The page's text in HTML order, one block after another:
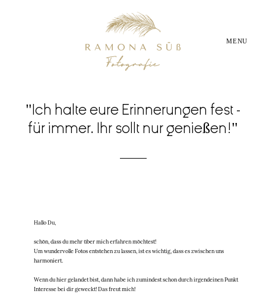
MENU
"Ich halte eure Erinnerungen fest -
für immer. Ihr sollt nur genießen!"
Hallo Du,
schön, dass du mehr über mich erfahren möchtest!
Um wundervolle Fotos entstehen zu lassen, ist es wichtig, dass es zwischen uns
harmoniert.
Wenn du hier gelandet bist, dann habe ich zumindest schon durch irgendeinen Punkt
Interesse bei dir geweckt! Das freut mich!
Familienfotos
Weiteres